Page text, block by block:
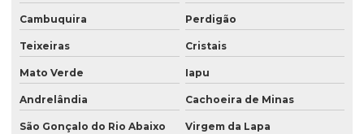
Cambuquira Perdigão
Teixeiras Cristais
Mato Verde Iapu
Andrelândia Cachoeira de Minas
São Gonçalo do Rio Abaixo Virgem da Lapa